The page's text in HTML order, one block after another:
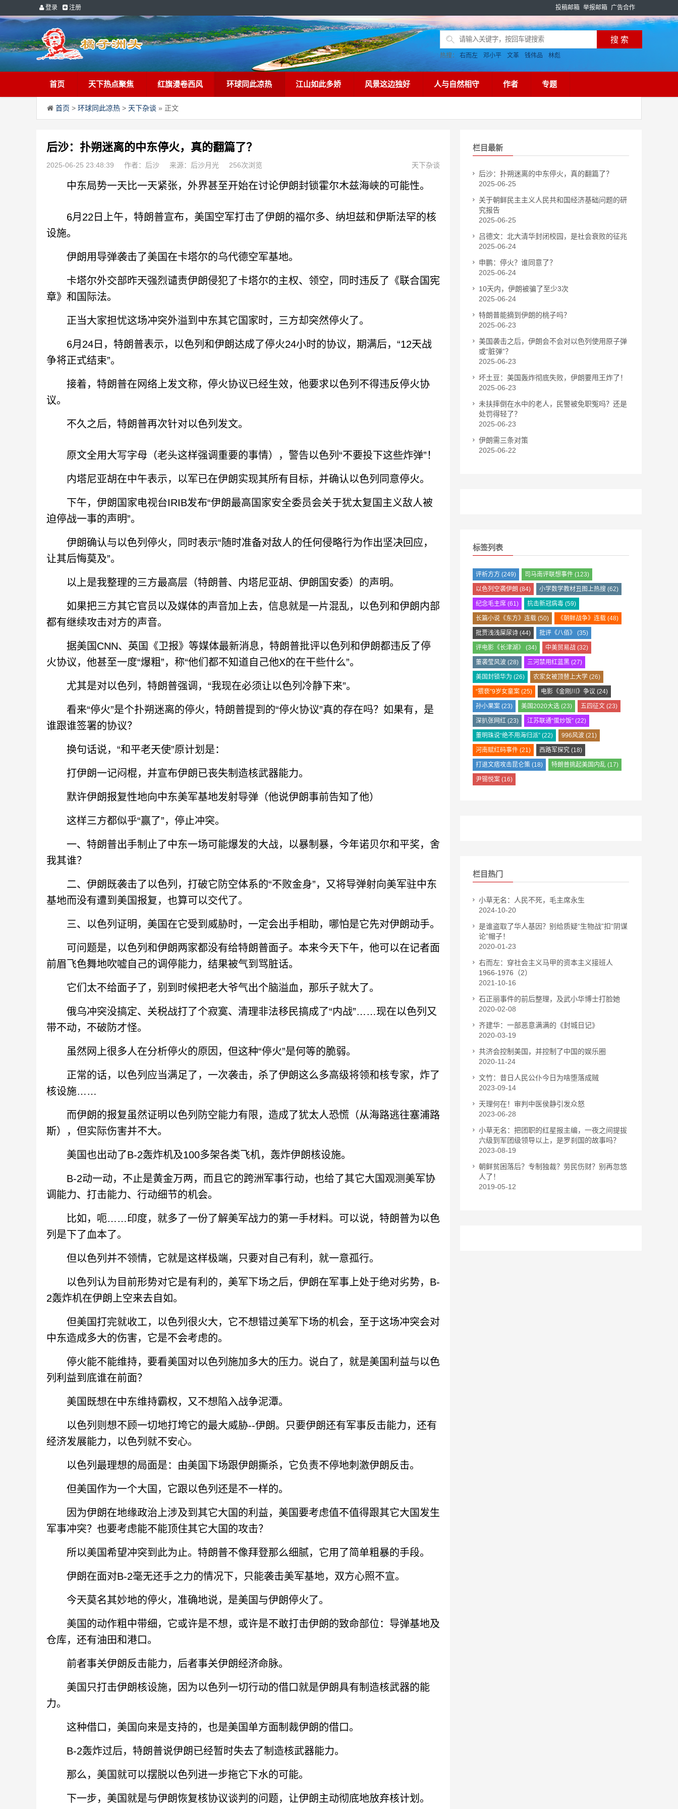
登录 注册 投稿邮箱 举报邮箱 广告合作
热搜： 右而左 邓小平 文革 钱伟品 林彪
首页 天下热点聚焦 红旗漫卷西风 环球同此凉热 江山如此多娇 风景这边独好 人与自然相守 作者 专题
首页 > 环球同此凉热 > 天下杂谈 » 正文
后沙：扑朔迷离的中东停火，真的翻篇了？
2025-06-25 23:48:39 作者：后沙 来源：后沙月光 256次浏览 天下杂谈
中东局势一天比一天紧张，外界甚至开始在讨论伊朗封锁霍尔木兹海峡的可能性。
6月22日上午，特朗普宣布，美国空军打击了伊朗的福尔多、纳坦兹和伊斯法罕的核
设施。
伊朗用导弹袭击了美国在卡塔尔的乌代德空军基地。
卡塔尔外交部昨天强烈谴责伊朗侵犯了卡塔尔的主权、领空，同时违反了《联合国宪
章》和国际法。
正当大家担忧这场冲突外溢到中东其它国家时，三方却突然停火了。
6月24日，特朗普表示，以色列和伊朗达成了停火24小时的协议，期满后，“12天战
争将正式结束”。
接着，特朗普在网络上发文称，停火协议已经生效，他要求以色列不得违反停火协
议。
不久之后，特朗普再次针对以色列发文。
原文全用大写字母（老头这样强调重要的事情），警告以色列“不要投下这些炸弹”！
内塔尼亚胡在中午表示，以军已在伊朗实现其所有目标，并确认以色列同意停火。
下午，伊朗国家电视台IRIB发布“伊朗最高国家安全委员会关于犹太复国主义敌人被
迫停战一事的声明”。
伊朗确认与以色列停火，同时表示“随时准备对敌人的任何侵略行为作出坚决回应，
让其后悔莫及”。
以上是我整理的三方最高层（特朗普、内塔尼亚胡、伊朗国安委）的声明。
如果把三方其它官员以及媒体的声音加上去，信息就是一片混乱，以色列和伊朗内部
都有继续攻击对方的声音。
据美国CNN、英国《卫报》等媒体最新消息，特朗普批评以色列和伊朗都违反了停
火协议，他甚至一度“爆粗”，称“他们都不知道自己他X的在干些什么”。
尤其是对以色列，特朗普强调，“我现在必须让以色列冷静下来”。
看来“停火”是个扑朔迷离的停火，特朗普提到的“停火协议”真的存在吗？如果有，是
谁跟谁签署的协议？
换句话说，“和平老天使”原计划是：
打伊朗一记闷棍，并宣布伊朗已丧失制造核武器能力。
默许伊朗报复性地向中东美军基地发射导弹（他说伊朗事前告知了他）
这样三方都似乎“赢了”，停止冲突。
一、特朗普出手制止了中东一场可能爆发的大战，以暴制暴，今年诺贝尔和平奖，舍
我其谁？
二、伊朗既袭击了以色列，打破它防空体系的“不败金身”，又将导弹射向美军驻中东
基地而没有遭到美国报复，也算可以交代了。
三、以色列证明，美国在它受到威胁时，一定会出手相助，哪怕是它先对伊朗动手。
可问题是，以色列和伊朗两家都没有给特朗普面子。本来今天下午，他可以在记者面
前眉飞色舞地吹嘘自己的调停能力，结果被气到骂脏话。
它们太不给面子了，别到时候把老大爷气出个脑溢血，那乐子就大了。
俄乌冲突没搞定、关税战打了个寂寞、清理非法移民搞成了“内战”……现在以色列又
带不动，不破防才怪。
虽然网上很多人在分析停火的原因，但这种“停火”是何等的脆弱。
正常的话，以色列应当满足了，一次袭击，杀了伊朗这么多高级将领和核专家，炸了
核设施……
而伊朗的报复虽然证明以色列防空能力有限，造成了犹太人恐慌（从海路逃往塞浦路
斯），但实际伤害并不大。
美国也出动了B-2轰炸机及100多架各类飞机，轰炸伊朗核设施。
B-2动一动，不止是黄金万两，而且它的跨洲军事行动，也给了其它大国观测美军协
调能力、打击能力、行动细节的机会。
比如，呃……印度，就多了一份了解美军战力的第一手材料。可以说，特朗普为以色
列是下了血本了。
但以色列并不领情，它就是这样极端，只要对自己有利，就一意孤行。
以色列认为目前形势对它是有利的，美军下场之后，伊朗在军事上处于绝对劣势，B-
2轰炸机在伊朗上空来去自如。
但美国打完就收工，以色列很火大，它不想错过美军下场的机会，至于这场冲突会对
中东造成多大的伤害，它是不会考虑的。
停火能不能维持，要看美国对以色列施加多大的压力。说白了，就是美国利益与以色
列利益到底谁在前面？
美国既想在中东维持霸权，又不想陷入战争泥潭。
以色列则想不顾一切地打垮它的最大威胁--伊朗。只要伊朗还有军事反击能力，还有
经济发展能力，以色列就不安心。
以色列最理想的局面是：由美国下场跟伊朗撕杀，它负责不停地刺激伊朗反击。
但美国作为一个大国，它跟以色列还是不一样的。
因为伊朗在地缘政治上涉及到其它大国的利益，美国要考虑值不值得跟其它大国发生
军事冲突？也要考虑能不能顶住其它大国的攻击？
所以美国希望冲突到此为止。特朗普不像拜登那么细腻，它用了简单粗暴的手段。
伊朗在面对B-2毫无还手之力的情况下，只能袭击美军基地，双方心照不宣。
今天莫名其妙地的停火，准确地说，是美国与伊朗停火了。
美国的动作粗中带细，它或许是不想，或许是不敢打击伊朗的致命部位：导弹基地及
仓库，还有油田和港口。
前者事关伊朗反击能力，后者事关伊朗经济命脉。
美国只打击伊朗核设施，因为以色列一切行动的借口就是伊朗具有制造核武器的能
力。
这种借口，美国向来是支持的，也是美国单方面制裁伊朗的借口。
B-2轰炸过后，特朗普说伊朗已经暂时失去了制造核武器能力。
那么，美国就可以摆脱以色列进一步拖它下水的可能。
下一步，美国就是与伊朗恢复核协议谈判的问题，让伊朗主动彻底地放弃核计划。
栏目最新
后沙：扑朔迷离的中东停火，真的翻篇了？
2025-06-25
关于朝鲜民主主义人民共和国经济基础问题的研
究报告
2025-06-25
吕德文：北大清华封闭校园，是社会衰败的征兆
2025-06-24
申鹏：停火？谁同意了？
2025-06-24
10天内，伊朗被骗了至少3次
2025-06-24
特朗普能摘到伊朗的桃子吗？
2025-06-23
美国袭击之后，伊朗会不会对以色列使用原子弹
或“脏弹”？
2025-06-23
坏土豆：美国轰炸彻底失败，伊朗要甩王炸了！
2025-06-23
未扶摔倒在水中的老人，民警被免职冤吗？还是
处罚得轻了？
2025-06-23
伊朗需三条对策
2025-06-22
标签列表
评析方方 (249) 司马南评联想事件 (123)
以色列空袭伊朗 (84) 小学数学教材丑图上热搜 (62)
纪念毛主席 (61) 抗击新冠病毒 (59)
长篇小说《东方》连载 (50) 《朝鲜战争》连载 (48)
批贾浅浅屎尿诗 (44) 批评《八佰》 (35)
评电影《长津湖》 (34) 中美贸易战 (32)
董袭莹风波 (28) 三河禁用红蓝黑 (27)
美国封锁华为 (26) 农家女被顶替上大学 (26)
“猥亵”9岁女童案 (25) 电影《金刚川》争议 (24)
孙小果案 (23) 美国2020大选 (23) 五四征文 (23)
深扒张网红 (23) 江苏联通“蛋炒饭” (22)
董明珠说“绝不用海归派” (22) 996风波 (21)
河南赋红码事件 (21) 西路军探究 (18)
打退文痞攻击昆仑策 (18) 特朗普挑起美国内乱 (17)
尹锡悦案 (16)
栏目热门
小草无名：人民不死，毛主席永生
2024-10-20
是谁盗取了华人基因？别给质疑“生物战”扣“阴谋
论”帽子！
2020-01-23
右而左：穿社会主义马甲的资本主义接班人
1966-1976（2）
2021-10-16
石正丽事件的前后整理，及武小华博士打脸她
2020-02-08
齐建华：一部恶意满满的《封城日记》
2020-03-19
共济会控制美国，并控制了中国的娱乐圈
2020-11-24
文竹：昔日人民公仆今日为啥堕落成贼
2023-09-14
天理何在！审判中医侯静引发众怒
2023-06-28
小草无名：把团职的红星报主编，一夜之间提拔
六级到军团级领导以上，是罗刹国的故事吗？
2023-08-19
朝鲜贫困落后？专制独裁？劳民伤财？别再忽悠
人了！
2019-05-12